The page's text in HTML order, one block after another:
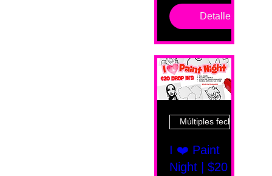
Detalles
Múltiples fechas
I ❤️ Paint
Night | $20